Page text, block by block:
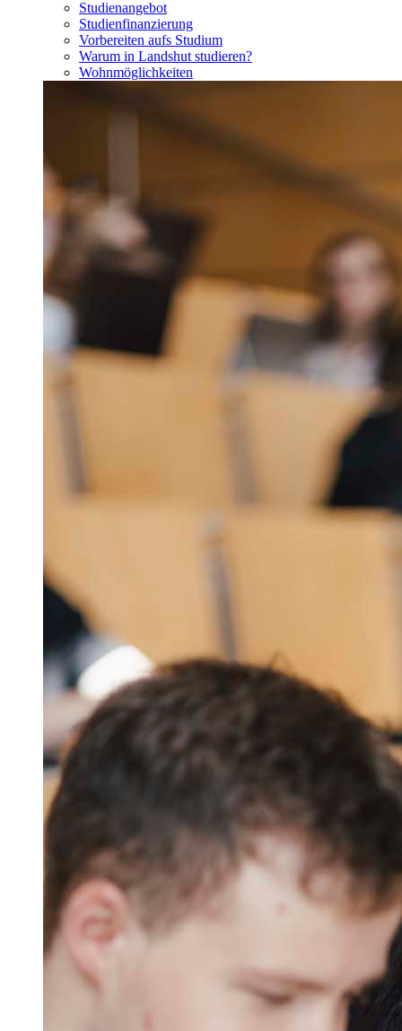
Studienangebot
Studienfinanzierung
Vorbereiten aufs Studium
Warum in Landshut studieren?
Wohnmöglichkeiten